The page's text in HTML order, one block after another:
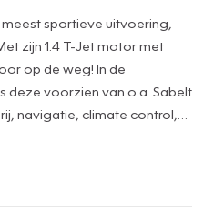
sportieve uitvoering,
zijn 1.4 T-Jet motor met
op de weg! In de
deze voorzien van o.a. Sabelt
navigatie, climate control,
inch lichtmetalen velgen.
is uitgevoerd op